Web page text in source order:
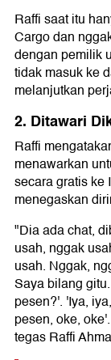
Raffi saat itu
Cargo dan
dengan pemilik
tidak masuk ke
melanjutkan
2. Ditawari
Raffi
menawarkan
secara gratis ke
menegaskan
"Dia ada chat,
usah, nggak
usah. Nggak,
Saya bilang
pesen?'. 'Iya,
pesen, oke,
tegas Raffi